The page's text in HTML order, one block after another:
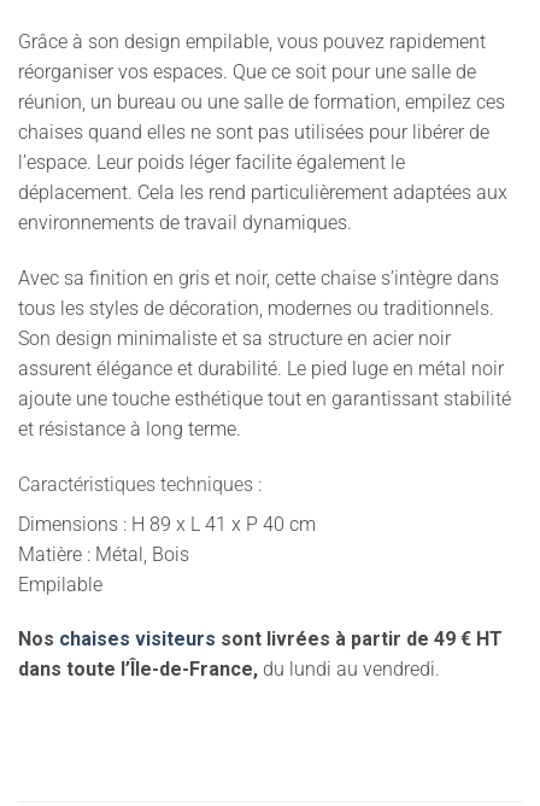
Grâce à son design empilable, vous pouvez rapidement
réorganiser vos espaces. Que ce soit pour une salle de
réunion, un bureau ou une salle de formation, empilez ces
chaises quand elles ne sont pas utilisées pour libérer de
l’espace. Leur poids léger facilite également le
déplacement. Cela les rend particulièrement adaptées aux
environnements de travail dynamiques.
Avec sa finition en gris et noir, cette chaise s’intègre dans
tous les styles de décoration, modernes ou traditionnels.
Son design minimaliste et sa structure en acier noir
assurent élégance et durabilité. Le pied luge en métal noir
ajoute une touche esthétique tout en garantissant stabilité
et résistance à long terme.
Caractéristiques techniques :
Dimensions : H 89 x L 41 x P 40 cm
Matière : Métal, Bois
Empilable
Nos chaises visiteurs sont livrées à partir de 49 € HT
dans toute l’Île-de-France, du lundi au vendredi.